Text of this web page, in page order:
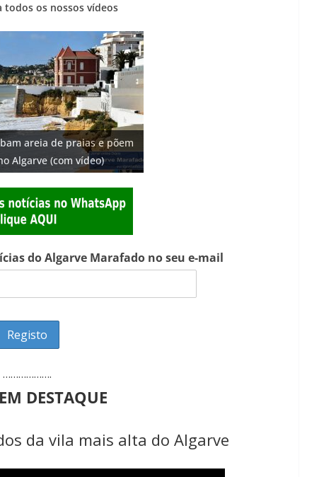
todos os nossos vídeos
areia de praias e põem
Algarve (com vídeo)
algarvia que cresceu
cada. Nova rota
no Algarve
emblemáticas do
vida (com vídeo)
investimento de 108
construção de dois
do Algarve Marafado no seu e-mail
……………….
DESTAQUE
da vila mais alta do Algarve